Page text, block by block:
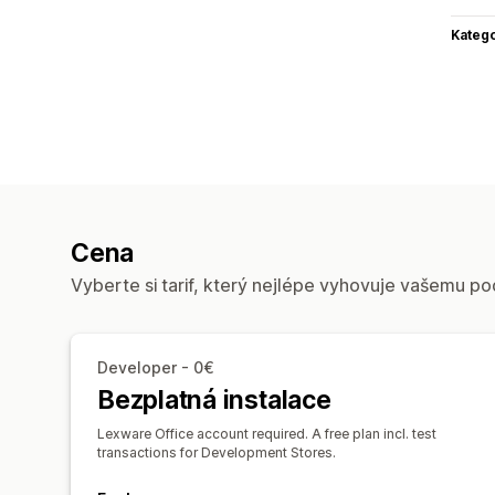
Cena
Vyberte si tarif, který nejlépe vyhovuje vašemu
Developer - 0€
Bezplatná instalace
Lexware Office account required. A free plan incl. test
transactions for Development Stores.